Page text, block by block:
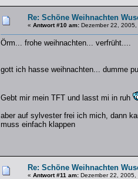
Re: Schöne Weihnachten
« Antwort #10 am:Dezember 22, 2005,
Örm... frohe weihnachten... verfrüht....
gott ich hasse weihnachten... dumme
Gebt mir mein TFT und lasst mi in ruh
aber auf sylvester frei ich mich, dann
muss einfach klappen
Re: Schöne Weihnachten
« Antwort #11 am:Dezember 22, 2005,